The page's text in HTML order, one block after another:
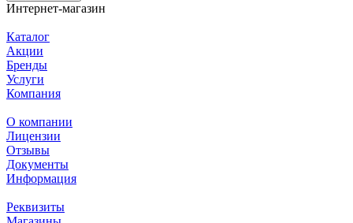
Интернет-магазин
Каталог
Акции
Бренды
Услуги
Компания
О компании
Лицензии
Отзывы
Документы
Информация
Реквизиты